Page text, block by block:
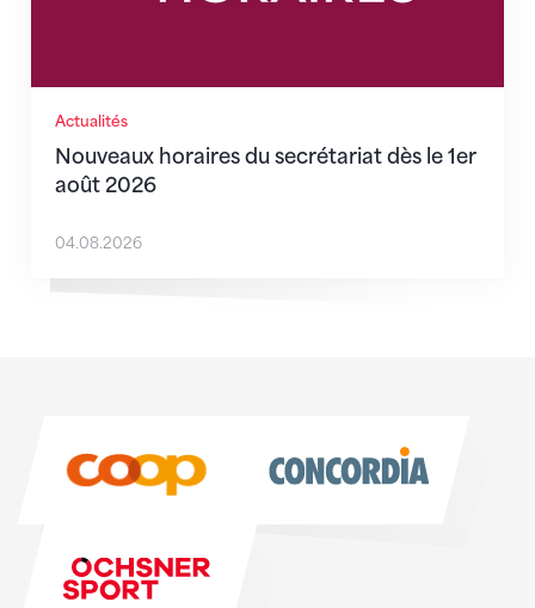
Actualités
Nouveaux horaires du secrétariat dès le 1er
août 2026
04.08.2026